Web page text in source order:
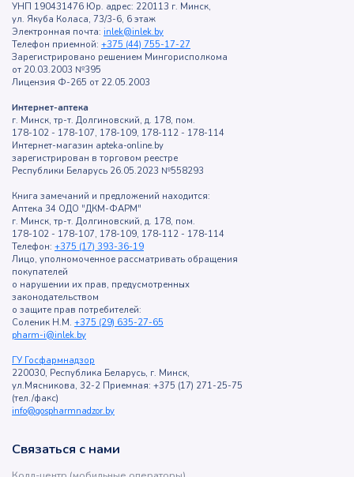
УНП 190431476 Юр. адрес: 220113 г. Минск,
ул. Якуба Коласа, 73/3-6, 6 этаж
Электронная почта: inlek@inlek.by
Телефон приемной: +375 (44) 755-17-27
Зарегистрировано решением Мингорисполкома
от 20.03.2003 №395
Лицензия Ф-265 от 22.05.2003
Интернет-аптека
г. Минск, тр-т. Долгиновский, д. 178, пом.
178-102 - 178-107, 178-109, 178-112 - 178-114
Интернет-магазин apteka-online.by
зарегистрирован в торговом реестре
Республики Беларусь 26.05.2023 №558293
Книга замечаний и предложений находится:
Аптека 34 ОДО "ДКМ-ФАРМ"
г. Минск, тр-т. Долгиновский, д. 178, пом.
178-102 - 178-107, 178-109, 178-112 - 178-114
Телефон: +375 (17) 393-36-19
Лицо, уполномоченное рассматривать обращения
покупателей
о нарушении их прав, предусмотренных
законодательством
о защите прав потребителей:
Соленик Н.М. +375 (29) 635-27-65
pharm-i@inlek.by
ГУ Госфармнадзор
220030, Республика Беларусь, г. Минск,
ул.Мясникова, 32-2 Приемная: +375 (17) 271-25-75
(тел./факс)
info@gospharmnadzor.by
Связаться с нами